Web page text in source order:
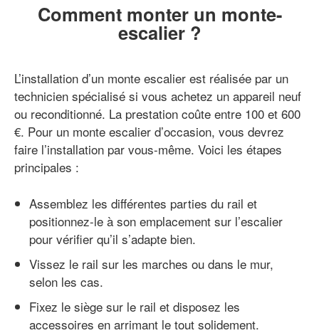
Comment monter un monte-
escalier ?
L’installation d’un monte escalier est réalisée par un
technicien spécialisé si vous achetez un appareil neuf
ou reconditionné. La prestation coûte entre 100 et 600
€. Pour un monte escalier d’occasion, vous devrez
faire l’installation par vous-même. Voici les étapes
principales :
Assemblez les différentes parties du rail et
positionnez-le à son emplacement sur l’escalier
pour vérifier qu’il s’adapte bien.
Vissez le rail sur les marches ou dans le mur,
selon les cas.
Fixez le siège sur le rail et disposez les
accessoires en arrimant le tout solidement.